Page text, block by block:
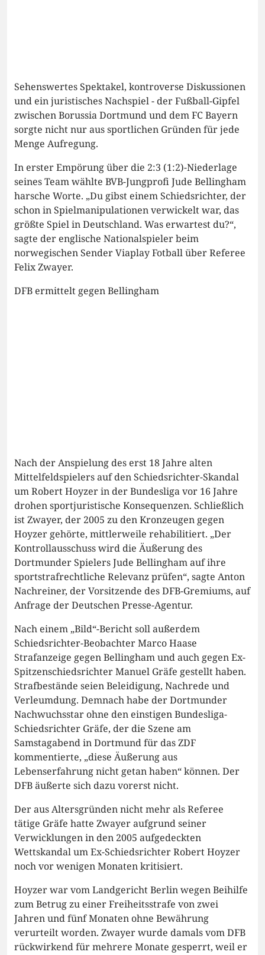
Sehenswertes Spektakel, kontroverse Diskussionen
und ein juristisches Nachspiel - der Fußball-Gipfel
zwischen Borussia Dortmund und dem FC Bayern
sorgte nicht nur aus sportlichen Gründen für jede
Menge Aufregung.
In erster Empörung über die 2:3 (1:2)-Niederlage
seines Team wählte BVB-Jungprofi Jude Bellingham
harsche Worte. „Du gibst einem Schiedsrichter, der
schon in Spielmanipulationen verwickelt war, das
größte Spiel in Deutschland. Was erwartest du?“,
sagte der englische Nationalspieler beim
norwegischen Sender Viaplay Fotball über Referee
Felix Zwayer.
DFB ermittelt gegen Bellingham
Nach der Anspielung des erst 18 Jahre alten
Mittelfeldspielers auf den Schiedsrichter-Skandal
um Robert Hoyzer in der Bundesliga vor 16 Jahre
drohen sportjuristische Konsequenzen. Schließlich
ist Zwayer, der 2005 zu den Kronzeugen gegen
Hoyzer gehörte, mittlerweile rehabilitiert. „Der
Kontrollausschuss wird die Äußerung des
Dortmunder Spielers Jude Bellingham auf ihre
sportstrafrechtliche Relevanz prüfen“, sagte Anton
Nachreiner, der Vorsitzende des DFB-Gremiums, auf
Anfrage der Deutschen Presse-Agentur.
Nach einem „Bild“-Bericht soll außerdem
Schiedsrichter-Beobachter Marco Haase
Strafanzeige gegen Bellingham und auch gegen Ex-
Spitzenschiedsrichter Manuel Gräfe gestellt haben.
Strafbestände seien Beleidigung, Nachrede und
Verleumdung. Demnach habe der Dortmunder
Nachwuchsstar ohne den einstigen Bundesliga-
Schiedsrichter Gräfe, der die Szene am
Samstagabend in Dortmund für das ZDF
kommentierte, „diese Äußerung aus
Lebenserfahrung nicht getan haben“ können. Der
DFB äußerte sich dazu vorerst nicht.
Der aus Altersgründen nicht mehr als Referee
tätige Gräfe hatte Zwayer aufgrund seiner
Verwicklungen in den 2005 aufgedeckten
Wettskandal um Ex-Schiedsrichter Robert Hoyzer
noch vor wenigen Monaten kritisiert.
Hoyzer war vom Landgericht Berlin wegen Beihilfe
zum Betrug zu einer Freiheitsstrafe von zwei
Jahren und fünf Monaten ohne Bewährung
verurteilt worden. Zwayer wurde damals vom DFB
rückwirkend für mehrere Monate gesperrt, weil er